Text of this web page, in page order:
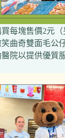
每塊售價2元
曲奇雙面毛公
院以提供優質